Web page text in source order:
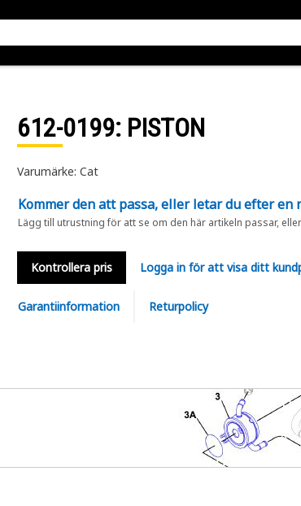
612-0199: PISTON
Varumärke: Cat
Kommer den att passa, eller letar du efter en
Lägg till utrustning för att se om den här artikeln passar,
Kontrollera pris Logga in för att visa ditt
Garantiinformation Returpolicy